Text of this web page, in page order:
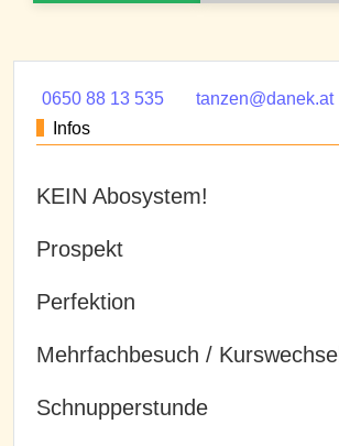
0650 88 13 535
tanzen@danek.at
Infos
KEIN Abosystem!
Prospekt
Perfektion
Mehrfachbesuch / Kurswechsel
Schnupperstunde